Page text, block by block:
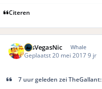
Citeren
LasVegasNic Whale
Geplaatst 20 mei 20179 jr
7 uur geleden zei TheGallant: